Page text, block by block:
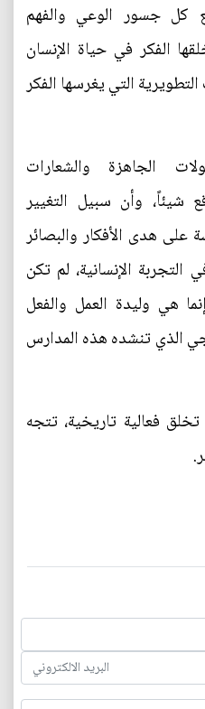
كل جسور الوعي والفهم
الفكر في حياة الإنسان
التي يغرسها الفكر
الجاهزة والشعارات
شيئاً، وأن سبيل التغيير
على هدى الأفكار والبصائر
التجربة الإنسانية، لم تكن
هي وليدة العمل والفعل
الذي تنشده هذه المدارس
فعالية تاريخية، تتجه